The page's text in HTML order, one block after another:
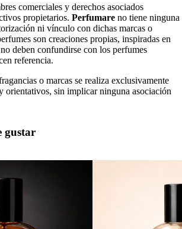
comerciales y derechos asociados
propietarios.Perfumare no tiene ninguna
ni vínculo con dichas marcas o
son creaciones propias, inspiradas en
deben confundirse con los perfumes
referencia.
o marcas se realiza exclusivamente
orientativos, sin implicar ninguna asociación
gustar